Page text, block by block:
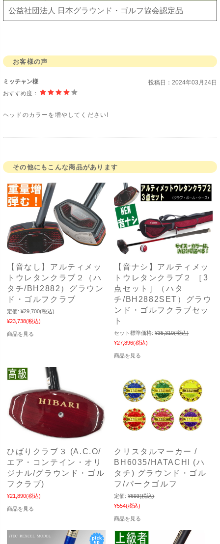
公益社団法人 日本グラウンド・ゴルフ協会認定品
お客様の声
ミッチャン様 投稿日： 2024年03月24日
おすすめ度：
ヘッドのカラーを増やしてください!
その他にもこんな商品があります
【音なし】アルティメッ
トウレタンクラブ２（ハ
タチ/BH2882）グラウン
ド・ゴルフクラブ
定価: ¥29,700(税込)
¥23,738(税込)
商品を見る
【音ナシ】アルティメッ
トウレタンクラブ２ ［3
点セット］（ハタ
チ/BH2882SET）グラウ
ンド・ゴルフクラブセッ
ト
セット標準価格: ¥35,310(税込)
¥27,896(税込)
商品を見る
ひばりクラブ３ (A.C.O/
エア・コンテイン・オリ
ジナル/グラウンド・ゴル
フクラブ)
¥21,890(税込)
商品を見る
クリスタルマーカー /
BH6035/HATACHI (ハ
タチ) グラウンド・ゴル
フ/パークゴルフ
定価: ¥693(税込)
¥554(税込)
商品を見る